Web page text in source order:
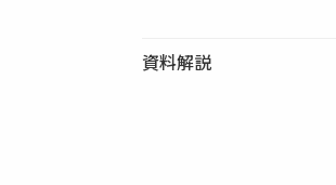
資料解説